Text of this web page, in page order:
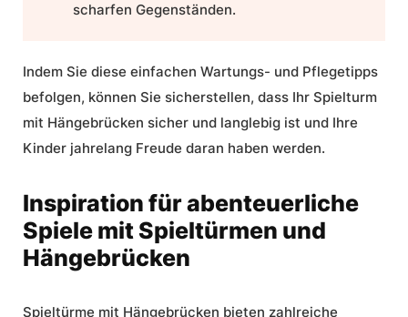
scharfen Gegenständen.
Indem Sie diese einfachen Wartungs- und Pflegetipps
befolgen, können Sie sicherstellen, dass Ihr Spielturm
mit Hängebrücken sicher und langlebig ist und Ihre
Kinder jahrelang Freude daran haben werden.
Inspiration für abenteuerliche
Spiele mit Spieltürmen und
Hängebrücken
Spieltürme mit Hängebrücken bieten zahlreiche